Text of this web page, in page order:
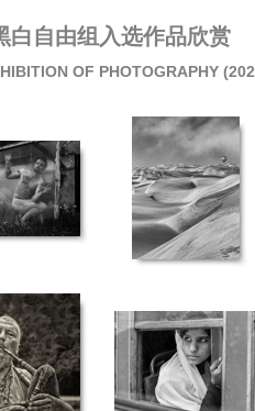
自由组入选作品欣赏
OF PHOTOGRAPHY